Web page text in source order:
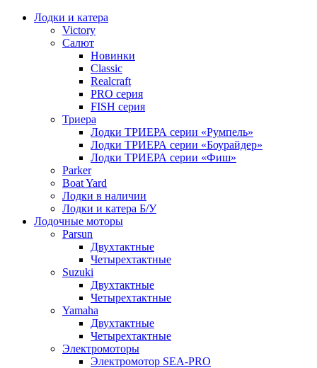
Лодки и катера
Victory
Салют
Новинки
Classic
Realcraft
PRO серия
FISH серия
Триера
Лодки ТРИЕРА серии «Румпель»
Лодки ТРИЕРА серии «Боурайдер»
Лодки ТРИЕРА серии «Фиш»
Parker
Boat Yard
Лодки в наличии
Лодки и катера Б/У
Лодочные моторы
Parsun
Двухтактные
Четырехтактные
Suzuki
Двухтактные
Четырехтактные
Yamaha
Двухтактные
Четырехтактные
Электромоторы
Электромотор SEA-PRO